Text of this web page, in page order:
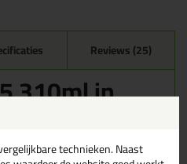
Reviews (25)
310ml inC9208
Peanut C9208 is te
technieken. Naast